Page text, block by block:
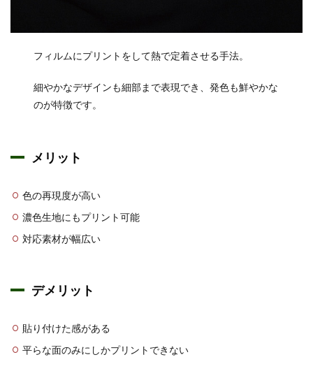
フィルムにプリントをして熱で定着させる手法。
細やかなデザインも細部まで表現でき、発色も鮮やかな
のが特徴です。
メリット
色の再現度が高い
濃色生地にもプリント可能
対応素材が幅広い
デメリット
貼り付けた感がある
平らな面のみにしかプリントできない